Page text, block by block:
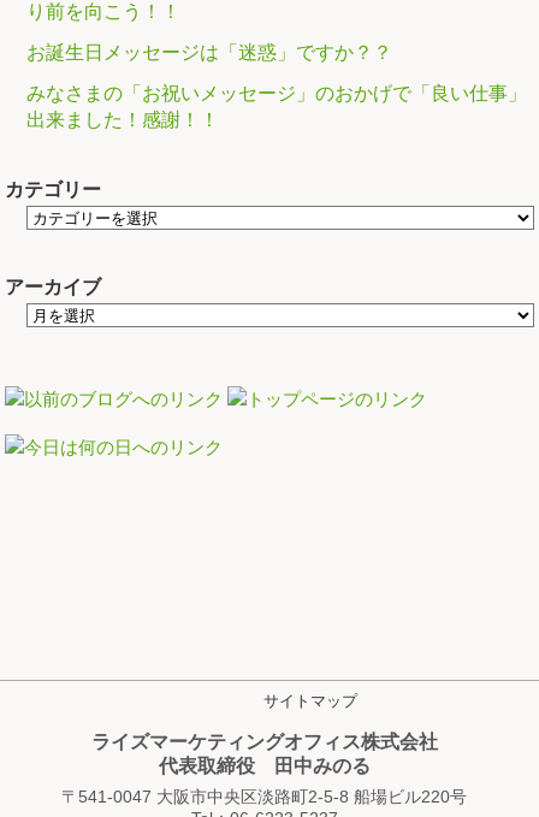
り前を向こう！！
お誕生日メッセージは「迷惑」ですか？？
みなさまの「お祝いメッセージ」のおかげで「良い仕事」
出来ました！感謝！！
カテゴリー
アーカイブ
サイトマップ
ライズマーケティングオフィス株式会社
代表取締役 田中みのる
〒541-0047 大阪市中央区淡路町2-5-8 船場ビル220号